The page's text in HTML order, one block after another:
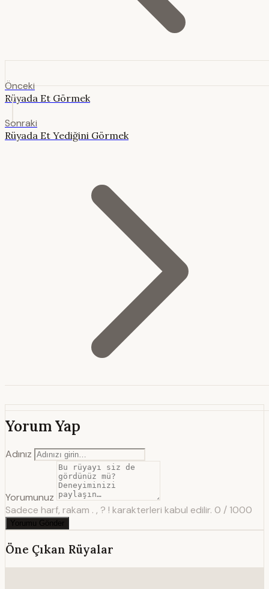
Önceki
Rüyada Et Görmek
Sonraki
Rüyada Et Yediğini Görmek
Yorum Yap
Adınız
Yorumunuz
Sadece harf, rakam . , ? ! karakterleri kabul edilir. 0 / 1000
Yorumu Gönder
Öne Çıkan Rüyalar